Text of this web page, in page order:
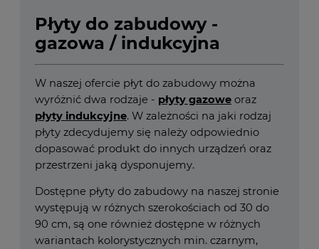
Płyty do zabudowy -
gazowa / indukcyjna
W naszej ofercie płyt do zabudowy można
wyróżnić dwa rodzaje - płyty gazowe oraz
płyty indukcyjne. W zależności na jaki rodzaj
płyty zdecydujemy się należy odpowiednio
dopasować produkt do innych urządzeń oraz
przestrzeni jaką dysponujemy.
Dostępne płyty do zabudowy na naszej stronie
występują w różnych szerokościach od 30 do
90 cm, są one również dostępne w różnych
wariantach kolorystycznych min. czarnym,